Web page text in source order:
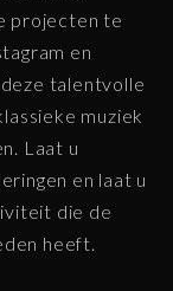
projecten te
en
talentvolle
muziek
Laat u
en laat u
die de
heeft.